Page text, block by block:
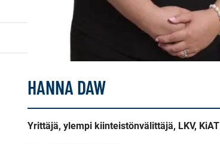
HANNA DAW
Yrittäjä, ylempi kiinteistönvälittäjä, LKV, KiAT